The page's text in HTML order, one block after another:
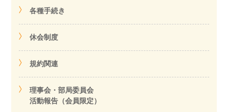
各種手続き
休会制度
規約関連
理事会・部局委員会
活動報告（会員限定）